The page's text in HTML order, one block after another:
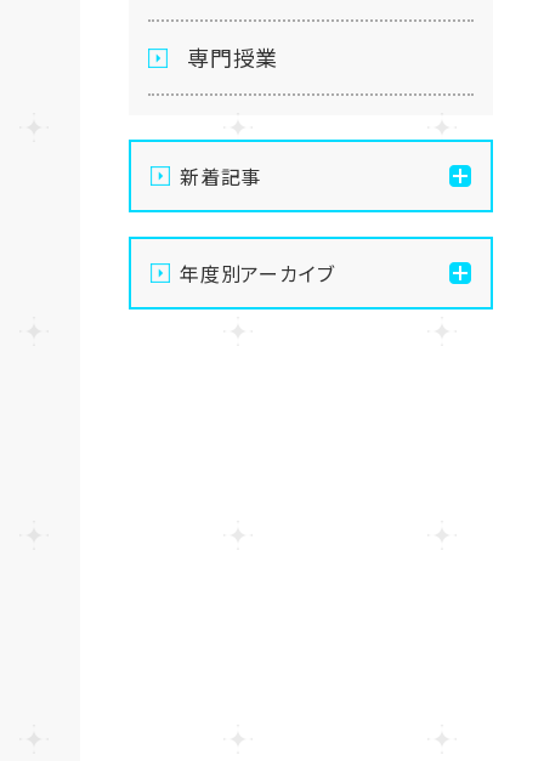
専門授業
新着記事
【宇都宮】手先を動かして
無心になる🧶最高のデジタ
ルデトックス、はじめません
年度別アーカイブ